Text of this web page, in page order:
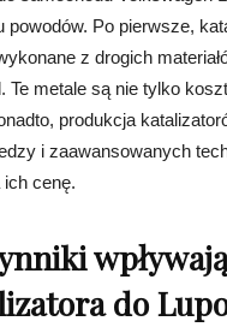
Po pierwsze,
z drogich
Te metale są nie tylko
produkcja
i zaawansowanych
ich cenę.
do